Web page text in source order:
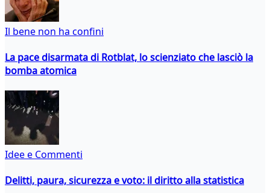
Il bene non ha confini
La pace disarmata di Rotblat, lo scienziato che lasciò la
bomba atomica
Idee e Commenti
Delitti, paura, sicurezza e voto: il diritto alla statistica